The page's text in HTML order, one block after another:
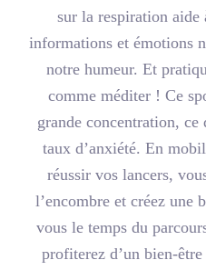
sur la respiration aide
informations et émotions
notre humeur. Et
comme méditer ! Ce
grande concentration,
taux d’anxiété. En
réussir vos lancers,
l’encombre et créez une
vous le temps du
profiterez d’un bien-